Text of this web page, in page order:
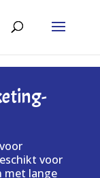
voor
met lange